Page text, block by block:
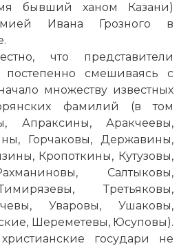
бывший ханом Казани)
Ивана Грозного в
что представители
постепенно смешиваясь с
множеству известных
фамилий (в том
Апраксины, Аракчеевы,
Горчаковы, Державины,
Кропоткины, Кутузовы,
Салтыковы,
Третьяковы,
Уваровы, Ушаковы,
Шереметевы, Юсуповы).
государи не
и Золотая Орда -